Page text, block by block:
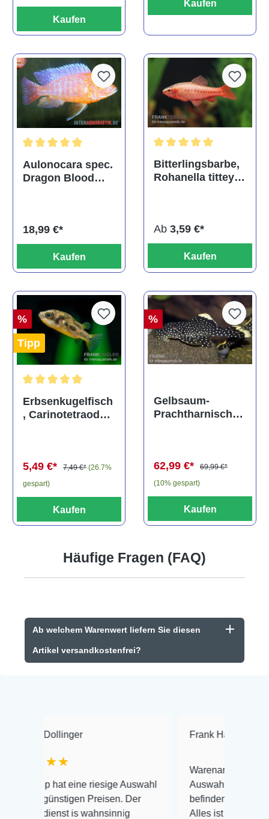
Kaufen
Kaufen
Durchschnittliche Bewertung von 5 von 5 Sternen
Aulonocara spec.
Dragon Blood
18,99 €*
Kaufen
Bitterlingsbarbe,
Rohanella titteya,
Ab 3,59 €*
Kaufen
%
Tipp
Durchschnittliche Bewertung von 5 von 5 Sternen
Erbsenkugelfisch
, Carinotetraodon
5,49 €* 7,49 €* (26.7%
gespart)
Kaufen
%
Gelbsaum-
Prachtharnischw
62,99 €*
69,99 €*
(10% gespart)
Kaufen
Häufige Fragen (FAQ)
Ab welchem Warenwert liefern Sie diesen
Artikel versandkostenfrei?
hat eine riesige Auswahl
Preisen. Der
is wahnsinnig
Frank Hackmayer
Warenanlieferung Top und die
Auswahl plus
befinden der Fische
Alles ist quick lebendig und